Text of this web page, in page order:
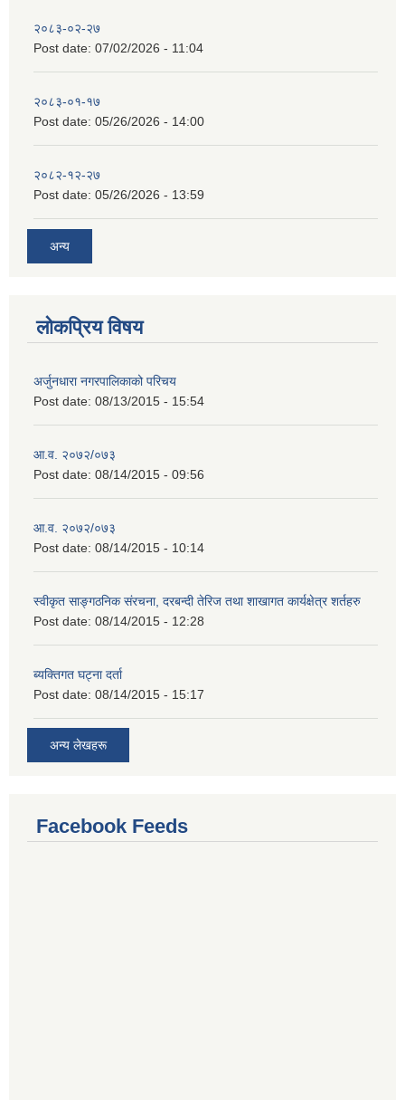
२०८३-०२-२७
Post date: 07/02/2026 - 11:04
२०८३-०१-१७
Post date: 05/26/2026 - 14:00
२०८२-१२-२७
Post date: 05/26/2026 - 13:59
अन्य
लोकप्रिय विषय
अर्जुनधारा नगरपालिकाको परिचय
Post date: 08/13/2015 - 15:54
आ.व. २०७२/०७३
Post date: 08/14/2015 - 09:56
आ.व. २०७२/०७३
Post date: 08/14/2015 - 10:14
स्वीकृत साङ्गठनिक संरचना, दरबन्दी तेरिज तथा शाखागत कार्यक्षेत्र शर्तहरु
Post date: 08/14/2015 - 12:28
ब्यक्तिगत घट्ना दर्ता
Post date: 08/14/2015 - 15:17
अन्य लेखहरू
Facebook Feeds